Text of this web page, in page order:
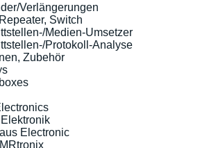
Verlängerungen
Switch
Medien-Umsetzer
Protokoll-Analyse
Zubehör
Electronic